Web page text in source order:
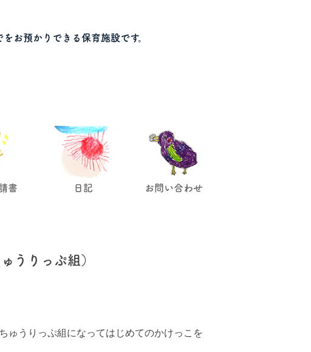
お預かりできる保育施設です。
書 日記 お問い合わせ
うりっぷ組）
ゅうりっぷ組になってはじめてのかけっこを